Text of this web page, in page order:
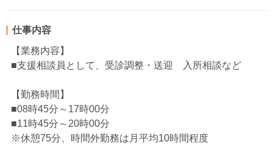
仕事内容
【業務内容】
■支援相談員として、受診調整・送迎 入所相談など
【勤務時間】
■08時45分～17時00分
■11時45分～20時00分
※休憩75分、時間外勤務は月平均10時間程度